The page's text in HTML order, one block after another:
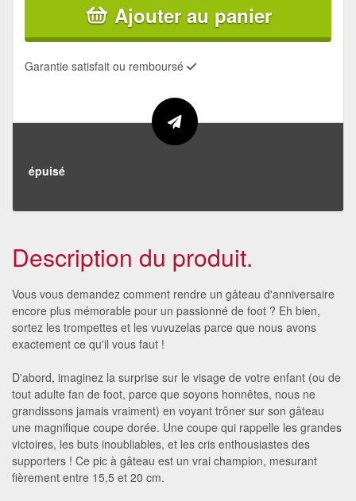
Ajouter au panier
Garantie satisfait ou remboursé
épuisé
Description du produit.
Vous vous demandez comment rendre un gâteau d'anniversaire
encore plus mémorable pour un passionné de foot ? Eh bien,
sortez les trompettes et les vuvuzelas parce que nous avons
exactement ce qu'il vous faut !
D'abord, imaginez la surprise sur le visage de votre enfant (ou de
tout adulte fan de foot, parce que soyons honnêtes, nous ne
grandissons jamais vraiment) en voyant trôner sur son gâteau
une magnifique coupe dorée. Une coupe qui rappelle les grandes
victoires, les buts inoubliables, et les cris enthousiastes des
supporters ! Ce pic à gâteau est un vrai champion, mesurant
fièrement entre 15,5 et 20 cm.